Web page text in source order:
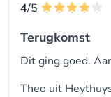
4/5
Terugkomst
Dit ging goed.
Theo uit